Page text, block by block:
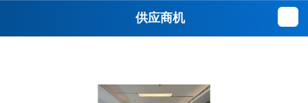
供应商机